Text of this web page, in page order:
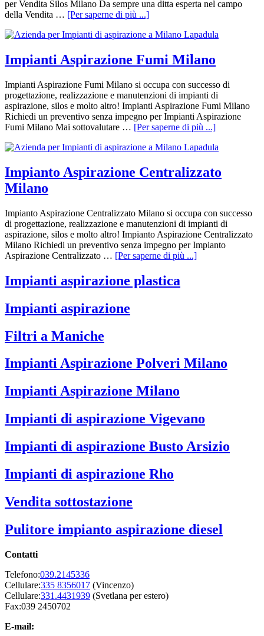
per Vendita Silos Milano Da sempre una ditta esperta nel campo
della Vendita … [Per saperne di più ...]
Impianti Aspirazione Fumi Milano
Impianti Aspirazione Fumi Milano si occupa con successo di
progettazione, realizzazione e manutenzioni di impianti di
aspirazione, silos e molto altro! Impianti Aspirazione Fumi Milano
Richiedi un preventivo senza impegno per Impianti Aspirazione
Fumi Milano Mai sottovalutare … [Per saperne di più ...]
Impianto Aspirazione Centralizzato
Milano
Impianto Aspirazione Centralizzato Milano si occupa con successo
di progettazione, realizzazione e manutenzioni di impianti di
aspirazione, silos e molto altro! Impianto Aspirazione Centralizzato
Milano Richiedi un preventivo senza impegno per Impianto
Aspirazione Centralizzato … [Per saperne di più ...]
Impianti aspirazione plastica
Impianti aspirazione
Filtri a Maniche
Impianti Aspirazione Polveri Milano
Impianti Aspirazione Milano
Impianti di aspirazione Vigevano
Impianti di aspirazione Busto Arsizio
Impianti di aspirazione Rho
Vendita sottostazione
Pulitore impianto aspirazione diesel
Contatti
Telefono:039.2145336
Cellulare:335 8356017 (Vincenzo)
Cellulare:331.4431939 (Svetlana per estero)
Fax:039 2450702
E-mail: